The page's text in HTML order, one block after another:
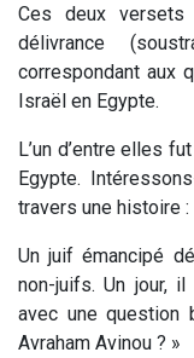
Ces deux versets
délivrance
correspondant aux
Israël en Egypte.
L’un d’entre elles
Egypte.
travers une histoire :
Un juif émancipé
non-juifs. Un jour, il
avec une question
Avraham Avinou ? »